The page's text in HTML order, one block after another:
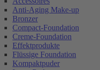
Anti-Aging Make-up
Bronzer
Compact-Foundation
Creme-Foundation
Effektprodukte
Flüssige Foundation
Kompaktpuder